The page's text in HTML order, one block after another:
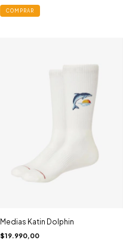
COMPRAR
Medias Katin Dolphin
$19.990,00